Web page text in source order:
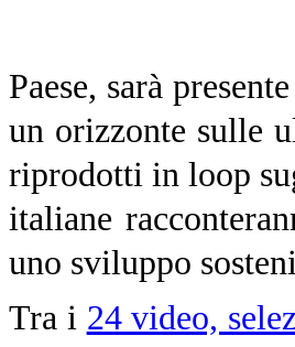
Paese, sarà
un orizzonte sulle
riprodotti in loop
italiane
uno sviluppo
Tra i 24 video,